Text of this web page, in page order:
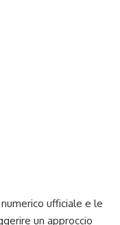
ufficiale e le
un approccio